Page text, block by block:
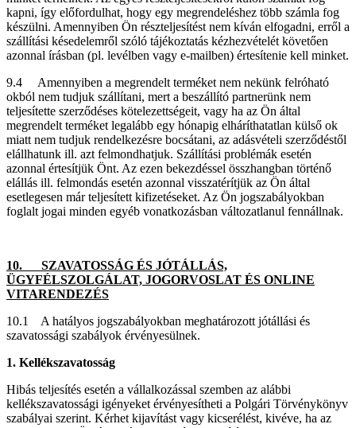
kapni, így előfordulhat, hogy egy megrendeléshez több számla fog
készülni. Amennyiben Ön részteljesítést nem kíván elfogadni, erről a
szállítási késedelemről szóló tájékoztatás kézhezvételét követően
azonnal írásban (pl. levélben vagy e-mailben) értesítenie kell minket.
9.4 Amennyiben a megrendelt terméket nem nekünk felróható
okból nem tudjuk szállítani, mert a beszállító partnerünk nem
teljesítette szerződéses kötelezettségeit, vagy ha az Ön által
megrendelt terméket legalább egy hónapig elháríthatatlan külső ok
miatt nem tudjuk rendelkezésre bocsátani, az adásvételi szerződéstől
elállhatunk ill. azt felmondhatjuk. Szállítási problémák esetén
azonnal értesítjük Önt. Az ezen bekezdéssel összhangban történő
elállás ill. felmondás esetén azonnal visszatérítjük az Ön által
esetlegesen már teljesített kifizetéseket. Az Ön jogszabályokban
foglalt jogai minden egyéb vonatkozásban változatlanul fennállnak.
10. SZAVATOSSÁG ÉS JÓTÁLLÁS,
ÜGYFÉLSZOLGÁLAT, JOGORVOSLAT ÉS ONLINE
VITARENDEZÉS
10.1 A hatályos jogszabályokban meghatározott jótállási és
szavatossági szabályok érvényesülnek.
1. Kellékszavatosság
Hibás teljesítés esetén a vállalkozással szemben az alábbi
kellékszavatossági igényeket érvényesítheti a Polgári Törvénykönyv
szabályai szerint. Kérhet kijavítást vagy kicserélést, kivéve, ha az